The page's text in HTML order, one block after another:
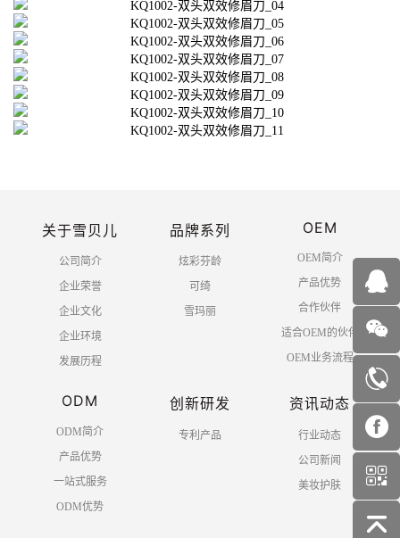
关于雪贝儿
公司简介
企业荣誉
企业文化
企业环境
发展历程
品牌系列
炫彩芬龄
可绮
雪玛丽
OEM
OEM简介
产品优势
合作伙伴
适合OEM的伙伴
OEM业务流程
ODM
ODM简介
产品优势
一站式服务
ODM优势
创新研发
专利产品
资讯动态
行业动态
公司新闻
美妆护肤